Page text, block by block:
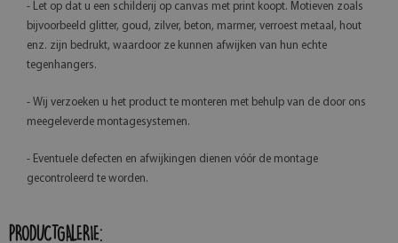
- Let op dat u een schilderij op canvas met print koopt. Motieven zoals
bijvoorbeeld glitter, goud, zilver, beton, marmer, verroest metaal, hout
enz. zijn bedrukt, waardoor ze kunnen afwijken van hun echte
tegenhangers.
- Wij verzoeken u het product te monteren met behulp van de door ons
meegeleverde montagesystemen.
- Eventuele defecten en afwijkingen dienen vóór de montage
gecontroleerd te worden.
PRODUCTGALERIE: